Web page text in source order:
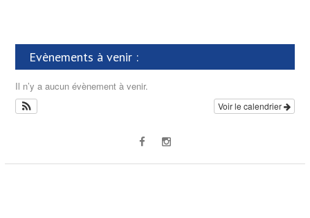
Evènements à venir :
Il n’y a aucun évènement à venir.
Voir le calendrier